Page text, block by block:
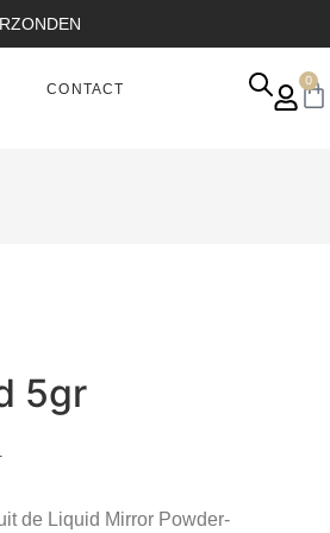
CONTACT
0
5gr
de Liquid Mirror Powder-